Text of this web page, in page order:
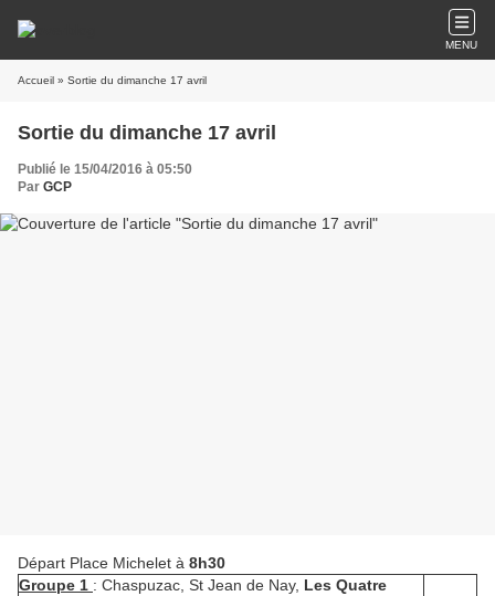
MENU
Accueil » Sortie du dimanche 17 avril
Sortie du dimanche 17 avril
Publié le 15/04/2016 à 05:50
Par GCP
Départ Place Michelet à 8h30
Groupe 1 : Chaspuzac, St Jean de Nay, Les Quatre